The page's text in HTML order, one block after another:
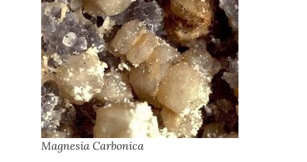
Magnesia Carbonica